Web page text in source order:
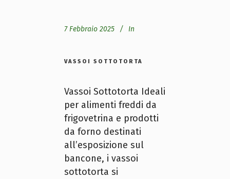
7 Febbraio 2025 In
VASSOI SOTTOTORTA
Vassoi Sottotorta Ideali
per alimenti freddi da
frigovetrina e prodotti
da forno destinati
all’esposizione sul
bancone, i vassoi
sottotorta si